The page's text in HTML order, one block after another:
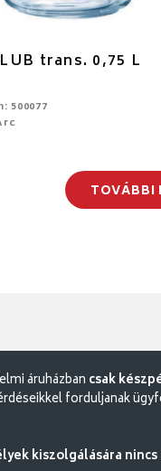
trans. 0,75 L
500077
TOVÁBBI
áruházban csak
forduljanak
kiszolgálására